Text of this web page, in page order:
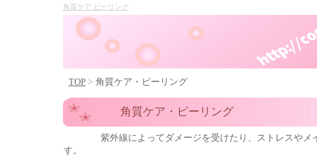
角質ケア ピーリング
TOP > 角質ケア・ピーリング
角質ケア・ピーリング
紫外線によってダメージを受けたり、ストレスやメイ
す。